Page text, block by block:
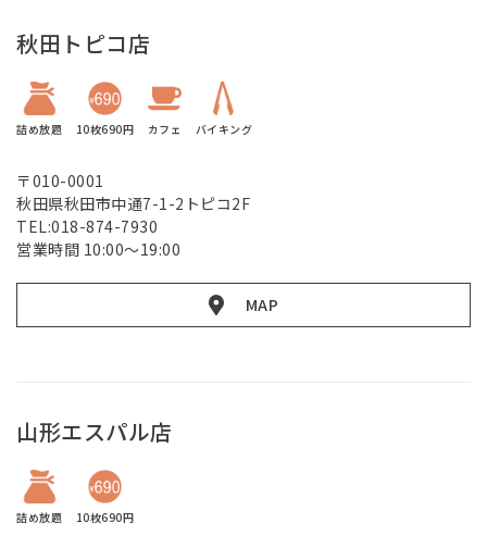
秋田トピコ店
詰め放題 10枚690円 カフェ バイキング
〒010-0001
秋田県秋田市中通7-1-2トピコ2F
TEL:018-874-7930
営業時間 10:00～19:00
MAP
山形エスパル店
詰め放題 10枚690円